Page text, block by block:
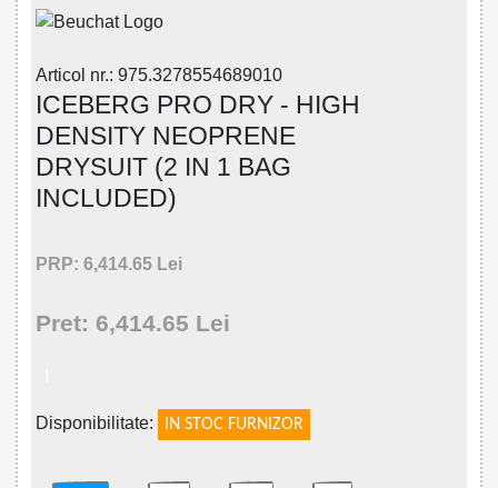
Articol nr.: 975.3278554689010
ICEBERG PRO DRY - HIGH
DENSITY NEOPRENE
DRYSUIT (2 IN 1 BAG
INCLUDED)
PRP: 6,414.65 Lei
Pret: 6,414.65 Lei
Disponibilitate: IN STOC FURNIZOR